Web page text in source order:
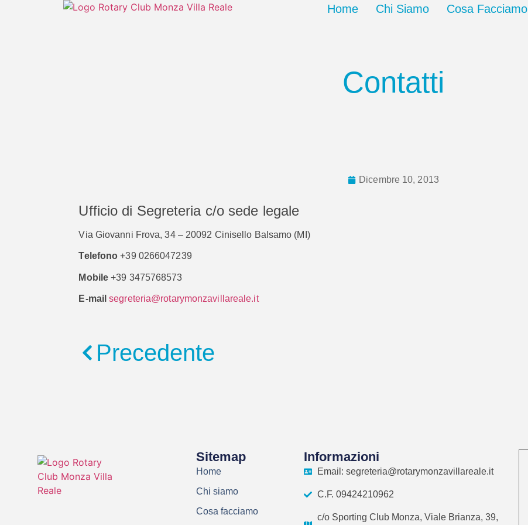
Home Chi Siamo Cosa Facciamo
Contatti
Dicembre 10, 2013
Ufficio di Segreteria c/o sede legale
Via Giovanni Frova, 34 – 20092 Cinisello Balsamo (MI)
Telefono +39 0266047239
Mobile +39 3475768573
E-mail segreteria@rotarymonzavillareale.it
Precedente
Sitemap
Home
Chi siamo
Cosa facciamo
Informazioni
Email: segreteria@rotarymonzavillareale.it
C.F. 09424210962
c/o Sporting Club Monza, Viale Brianza, 39,